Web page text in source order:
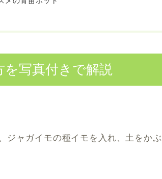
写真付きで解説
ジャガイモの種イモを入れ、土をかぶ